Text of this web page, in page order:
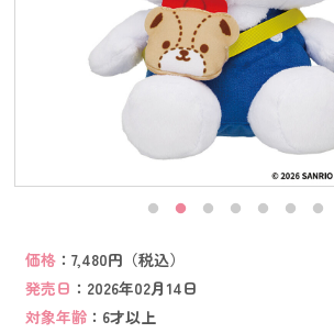
価格 ：7,480円（税込）
発売日 ：2026年02月14日
対象年齢 ：6才以上